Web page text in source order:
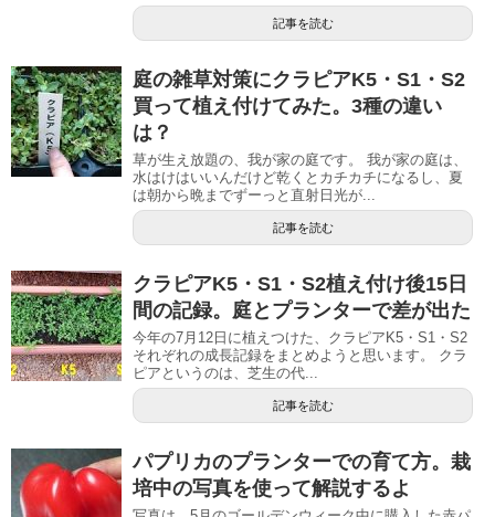
記事を読む
庭の雑草対策にクラピアK5・S1・S2
買って植え付けてみた。3種の違い
は？
草が生え放題の、我が家の庭です。 我が家の庭は、
水はけはいいんだけど乾くとカチカチになるし、夏
は朝から晩までずーっと直射日光が...
記事を読む
クラピアK5・S1・S2植え付け後15日
間の記録。庭とプランターで差が出た
今年の7月12日に植えつけた、クラピアK5・S1・S2
それぞれの成長記録をまとめようと思います。 クラ
ピアというのは、芝生の代...
記事を読む
パプリカのプランターでの育て方。栽
培中の写真を使って解説するよ